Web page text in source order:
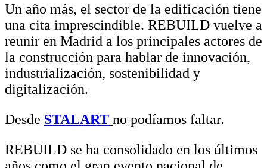
Un año más, el sector de la edificación tiene
una cita imprescindible. REBUILD vuelve a
reunir en Madrid a los principales actores de
la construcción para hablar de innovación,
industrialización, sostenibilidad y
digitalización.
Desde STALART no podíamos faltar.
REBUILD se ha consolidado en los últimos